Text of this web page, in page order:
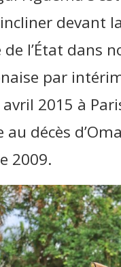
devant
l’État dans
par
2015 à
décès
2009.